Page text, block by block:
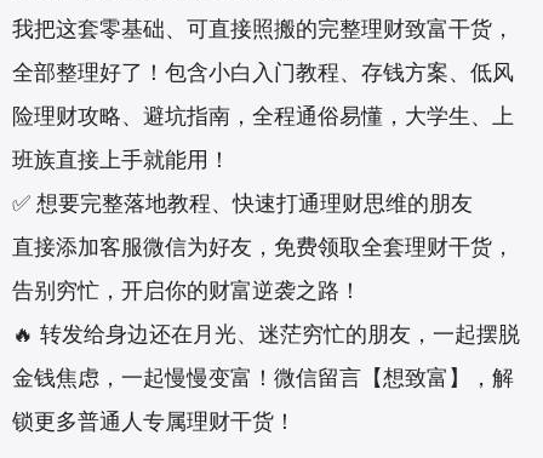
我把这套零基础、可直接照搬的完整理财致富干货，
全部整理好了！包含小白入门教程、存钱方案、低风
险理财攻略、避坑指南，全程通俗易懂，大学生、上
班族直接上手就能用！
✅ 想要完整落地教程、快速打通理财思维的朋友
直接添加客服微信为好友，免费领取全套理财干货，
告别穷忙，开启你的财富逆袭之路！
🔥 转发给身边还在月光、迷茫穷忙的朋友，一起摆脱
金钱焦虑，一起慢慢变富！微信留言【想致富】，解
锁更多普通人专属理财干货！